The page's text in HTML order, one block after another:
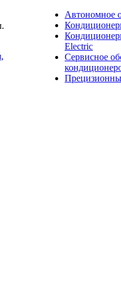
Автономное
Electric
Сервисное